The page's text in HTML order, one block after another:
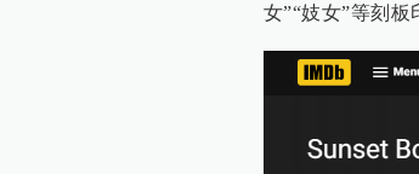
女”“妓女”等刻板